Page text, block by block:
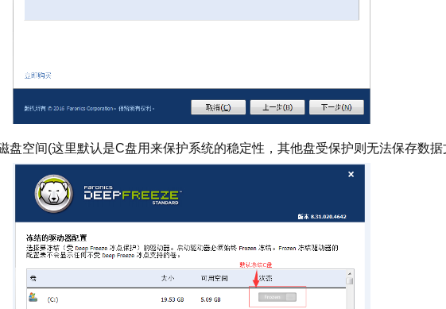
空间(这里默认是C盘用来保护系统的稳定性，其他盘受保护则无法保存数据